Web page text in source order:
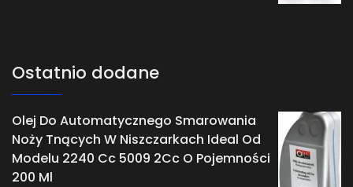
Ostatnio dodane
Olej Do Automatycznego Smarowania
Noży Tnących W Niszczarkach Ideal Od
Modelu 2240 Cc 5009 2Cc O Pojemności
200 Ml